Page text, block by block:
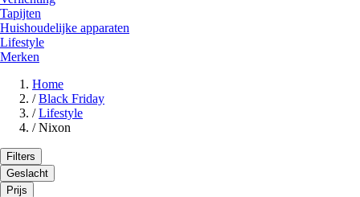
Tapijten
Huishoudelijke apparaten
Lifestyle
Merken
Home
/ Black Friday
/ Lifestyle
/ Nixon
Filters
Geslacht
Prijs